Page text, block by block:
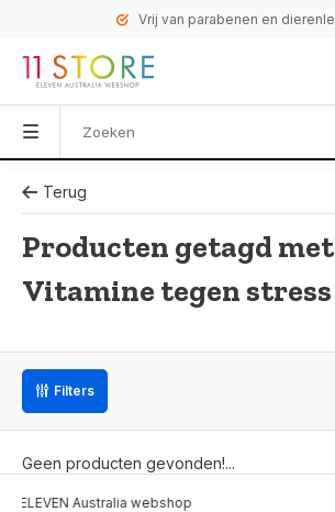
Vrij van parabenen en dierenleed
Terug
Producten getagd met
Vitamine tegen stress
Filters
Geen producten gevonden!...
Australia webshop